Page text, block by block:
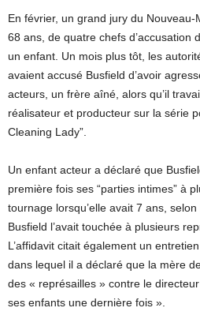
En février, un grand jury du Nouveau-
68 ans, de quatre chefs d’accusation
un enfant. Un mois plus tôt, les
avaient accusé Busfield d’avoir
acteurs, un frère aîné, alors qu’il
réalisateur et producteur sur la série
Cleaning Lady”.
Un enfant acteur a déclaré que
première fois ses “parties intimes” à
tournage lorsqu’elle avait 7 ans,
Busfield l’avait touchée à plusieurs
L’affidavit citait également un
dans lequel il a déclaré que la mère
des « représailles » contre le
ses enfants une dernière fois ».